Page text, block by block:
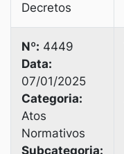
Decretos
Nº: 4449
Data:
07/01/2025
Categoria:
Atos
Normativos
Subcategoria: